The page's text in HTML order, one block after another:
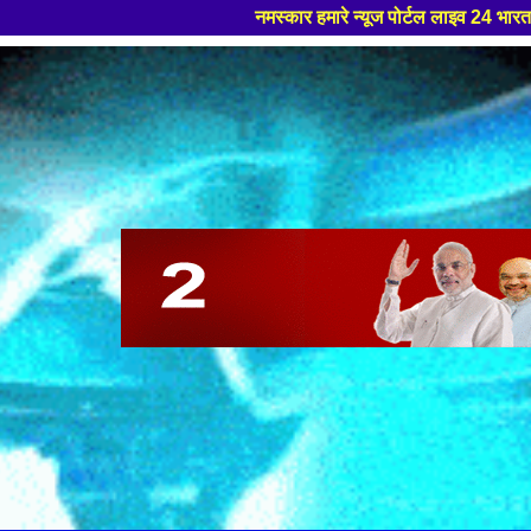
नमस्कार हमारे न्यूज पोर्टल लाइव 24 भारत मे आपका स्वागत हैं